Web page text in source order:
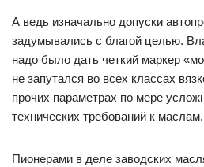
А ведь изначально допуски
задумывались с благой целью.
надо было дать четкий маркер
не запутался во всех классах
прочих параметрах по мере
технических требований к маслам.
Пионерами в деле заводских